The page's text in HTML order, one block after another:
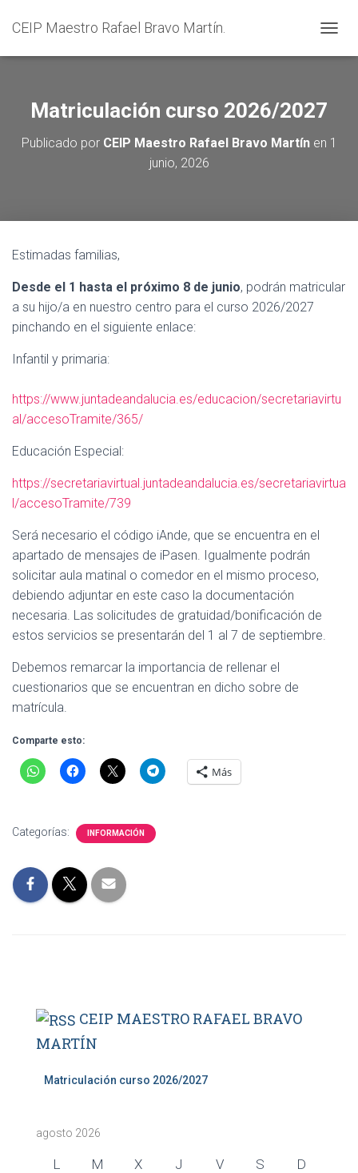
CEIP Maestro Rafael Bravo Martín.
A
M
E
E
Matriculación curso 2026/2027
Publicado por CEIP Maestro Rafael Bravo Martínen 1
junio, 2026
Estimadas familias,
Desde el 1 hasta el próximo 8 de junio, podrán matricular
a su hijo/a en nuestro centro para el curso 2026/2027
pinchando en el siguiente enlace:
Infantil y primaria:
https://www.juntadeandalucia.es/educacion/secretariavirtu
al/accesoTramite/365/
Educación Especial:
https://secretariavirtual.juntadeandalucia.es/secretariavirtua
l/accesoTramite/739
Será necesario el código iAnde, que se encuentra en el
apartado de mensajes de iPasen. Igualmente podrán
solicitar aula matinal o comedor en el mismo proceso,
debiendo adjuntar en este caso la documentación
necesaria. Las solicitudes de gratuidad/bonificación de
estos servicios se presentarán del 1 al 7 de septiembre.
Debemos remarcar la importancia de rellenar el
cuestionarios que se encuentran en dicho sobre de
matrícula.
Comparte esto:
Más
Categorías: INFORMACIÓN
CEIP MAESTRO RAFAEL BRAVO
MARTÍN
Matriculación curso 2026/2027
agosto 2026
L M X J V S D